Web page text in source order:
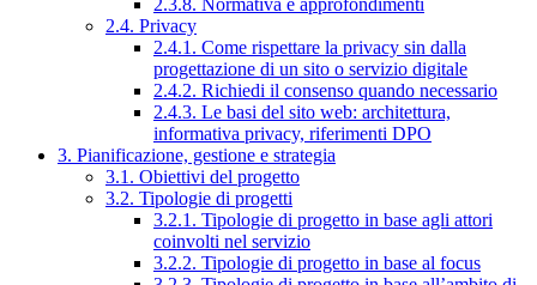
2.3.8. Normativa e approfondimenti
2.4. Privacy
2.4.1. Come rispettare la privacy sin dalla
progettazione di un sito o servizio digitale
2.4.2. Richiedi il consenso quando necessario
2.4.3. Le basi del sito web: architettura,
informativa privacy, riferimenti DPO
3. Pianificazione, gestione e strategia
3.1. Obiettivi del progetto
3.2. Tipologie di progetti
3.2.1. Tipologie di progetto in base agli attori
coinvolti nel servizio
3.2.2. Tipologie di progetto in base al focus